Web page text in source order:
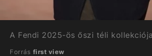
A Fendi 2025-ös őszi téli
Forrás first view